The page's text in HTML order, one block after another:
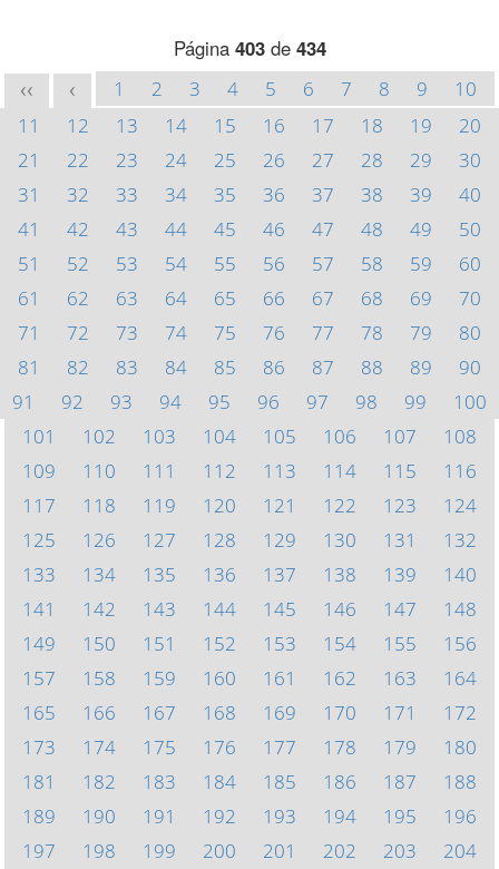
Página 403de 434
<< < 1 2 3 4 5 6 7 8 9
10
11
12 13 14 15 16 17 18 19
20
21
22 23 24 25 26 27 28 29
30
31
32 33 34 35 36 37 38 39
40
41
42 43 44 45 46 47 48 49
50
51
52 53 54 55 56 57 58 59
60
61
62 63 64 65 66 67 68 69
70
71
72 73 74 75 76 77 78 79
80
81
82 83 84 85 86 87 88 89
90
91
92 93 94 95 96 97 98 99
100
101
102 103 104 105 106 107
108
109
110 111 112 113 114 115
116
117
118 119 120 121 122 123
124
125
126 127 128 129 130 131
132
133
134 135 136 137 138 139
140
141
142 143 144 145 146 147
148
149
150 151 152 153 154 155
156
157
158 159 160 161 162 163
164
165
166 167 168 169 170 171
172
173
174 175 176 177 178 179
180
181
182 183 184 185 186 187
188
189
190 191 192 193 194 195
196
197
198 199 200 201 202 203
204